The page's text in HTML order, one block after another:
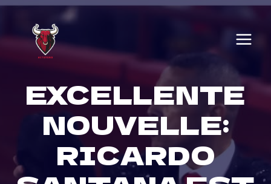
Skip
content
EXCELLENTE
NOUVELLE:
RICARDO